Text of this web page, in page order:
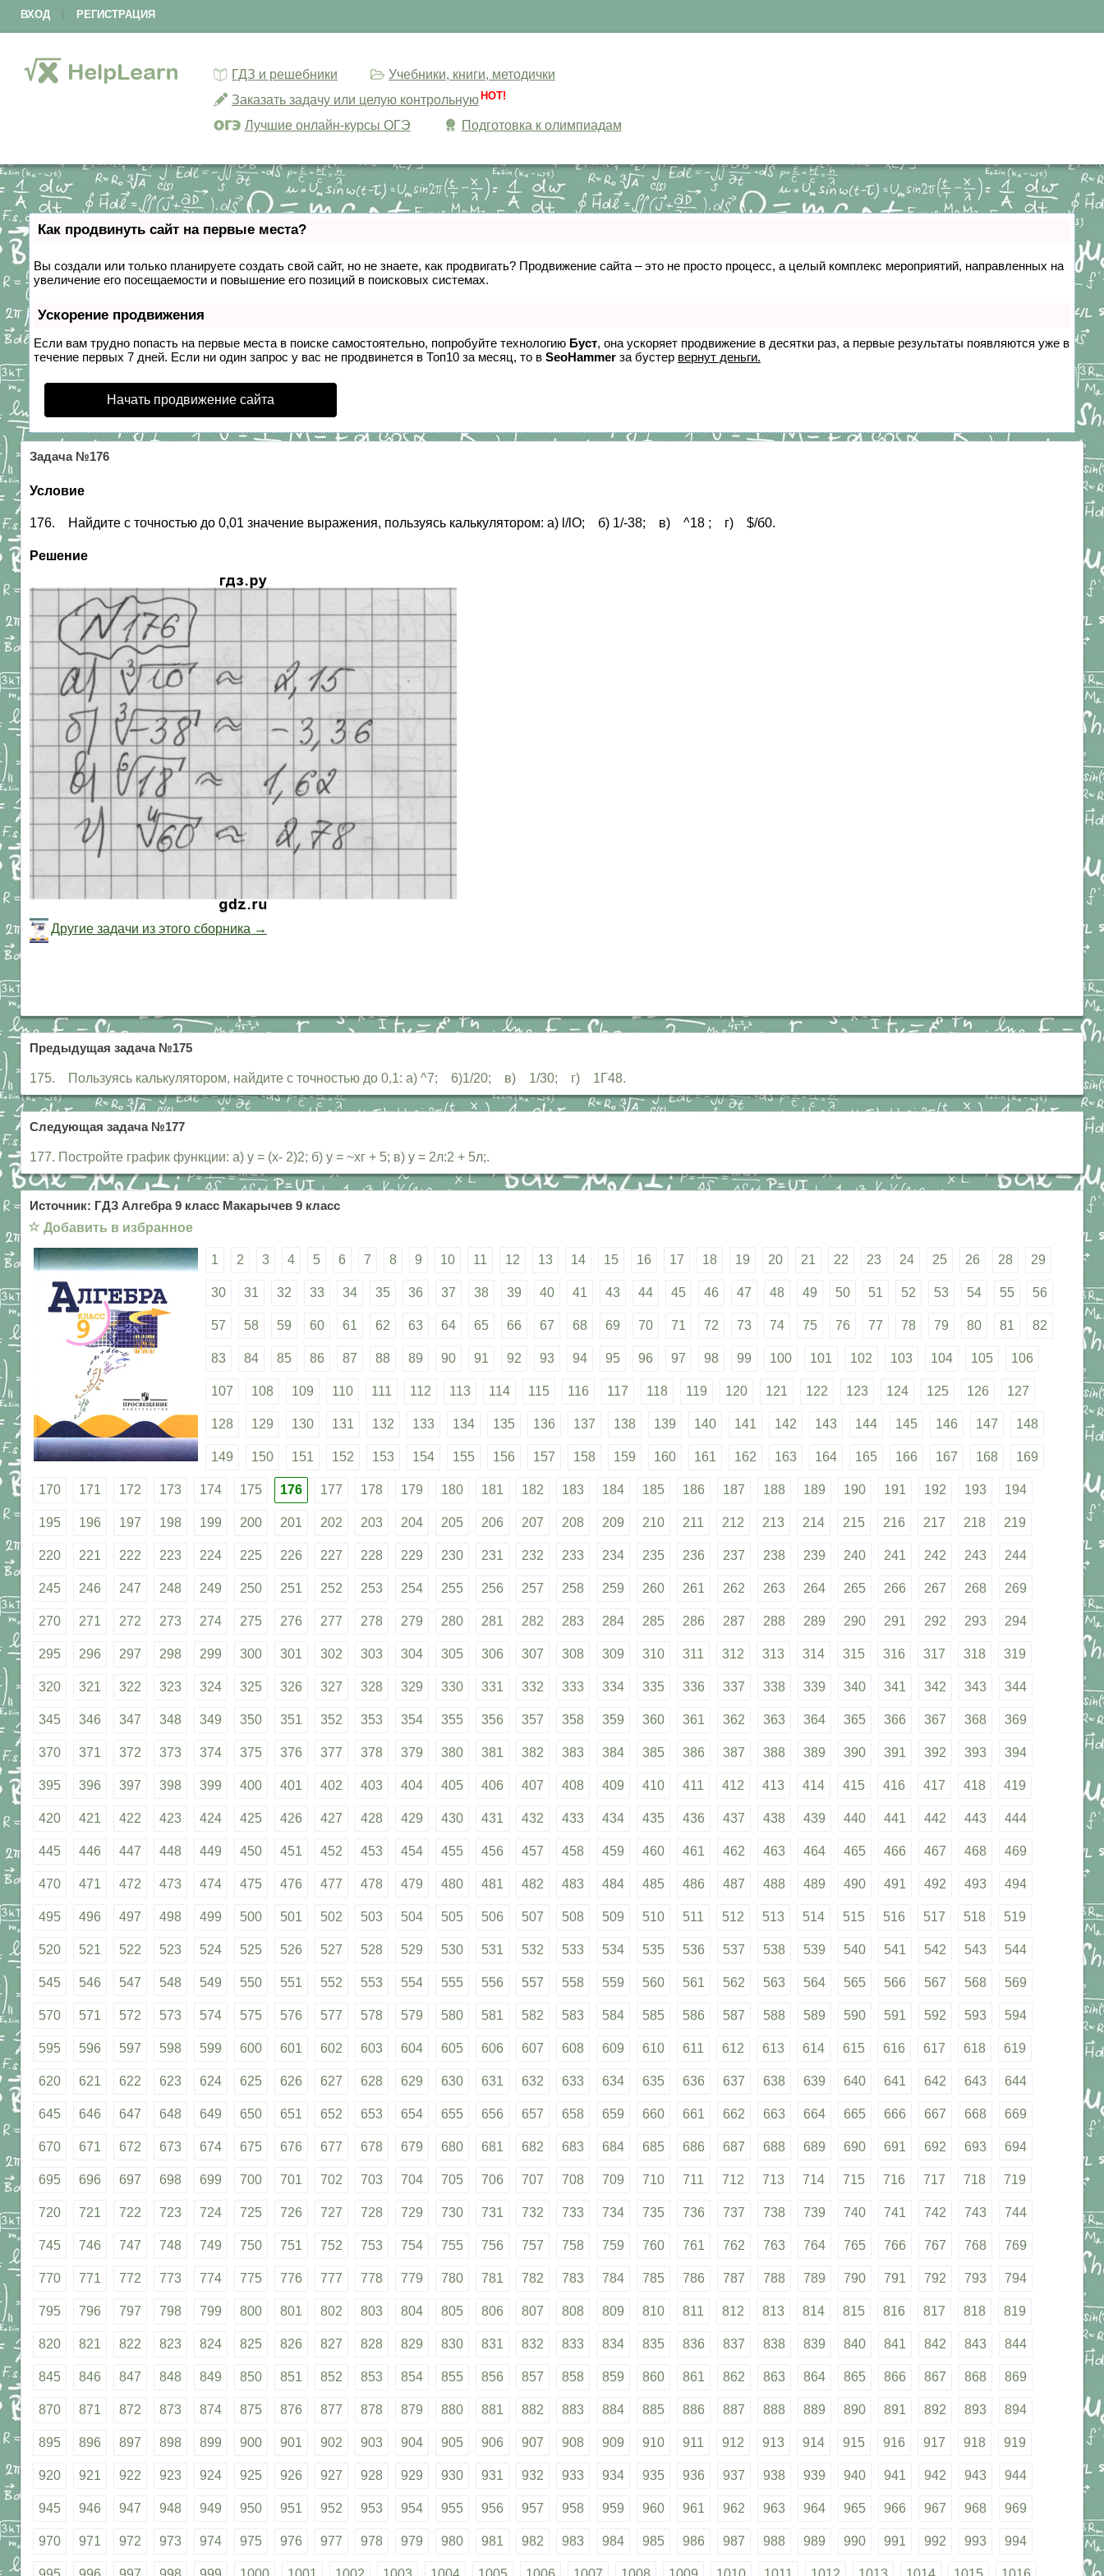
ВХОД РЕГИСТРАЦИЯ
ГДЗ и решебники
Учебники, книги, методички
Заказать задачу или целую контрольную HOT!
Лучшие онлайн-курсы ОГЭ Подготовка к олимпиадам
Как продвинуть сайт на первые места?
Вы создали или только планируете создать свой сайт, но не знаете, как продвигать? Продвижение сайта – это не просто процесс, а целый комплекс мероприятий, направленных на
увеличение его посещаемости и повышение его позиций в поисковых системах.
Ускорение продвижения
Если вам трудно попасть на первые места в поиске самостоятельно, попробуйте технологию Буст, она ускоряет продвижение в десятки раз, а первые результаты появляются уже в
течение первых 7 дней. Если ни один запрос у вас не продвинется в Топ10 за месяц, то в SeoHammer за бустер вернут деньги.
Начать продвижение сайта
Задача №176
Условие
176. Найдите с точностью до 0,01 значение выражения, пользуясь калькулятором: a) l/lO; б) 1/-38; в) ^18 ; г) $/б0.
Решение
Другие задачи из этого сборника →
Предыдущая задача №175
175. Пользуясь калькулятором, найдите с точностью до 0,1: а) ^7; 6)1/20; в) 1/30; г) 1Г48.
Следующая задача №177
177. Постройте график функции: а) у = (х- 2)2; б) у = ~хг + 5; в) у = 2л:2 + 5л;.
Источник: ГДЗ Алгебра 9 класс Макарычев 9 класс
☆ Добавить в избранное
1 2 3 4 5 6 7 8 9 10 11 12 13 14 15 16 17 18 19 20 21 22 23 24 25 26 28 29
30 31 32 33 34 35 36 37 38 39 40 41 43 44 45 46 47 48 49 50 51 52 53 54 55 56
57 58 59 60 61 62 63 64 65 66 67 68 69 70 71 72 73 74 75 76 77 78 79 80 81 82
83 84 85 86 87 88 89 90 91 92 93 94 95 96 97 98 99 100 101 102 103 104 105 106
107 108 109 110 111 112 113 114 115 116 117 118 119 120 121 122 123 124 125 126 127
128 129 130 131 132 133 134 135 136 137 138 139 140 141 142 143 144 145 146 147 148
149 150 151 152 153 154 155 156 157 158 159 160 161 162 163 164 165 166 167 168 169
170 171 172 173 174 175 176 177 178 179 180 181 182 183 184 185 186 187 188 189 190 191 192 193 194
195 196 197 198 199 200 201 202 203 204 205 206 207 208 209 210 211 212 213 214 215 216 217 218 219
220 221 222 223 224 225 226 227 228 229 230 231 232 233 234 235 236 237 238 239 240 241 242 243 244
245 246 247 248 249 250 251 252 253 254 255 256 257 258 259 260 261 262 263 264 265 266 267 268 269
270 271 272 273 274 275 276 277 278 279 280 281 282 283 284 285 286 287 288 289 290 291 292 293 294
295 296 297 298 299 300 301 302 303 304 305 306 307 308 309 310 311 312 313 314 315 316 317 318 319
320 321 322 323 324 325 326 327 328 329 330 331 332 333 334 335 336 337 338 339 340 341 342 343 344
345 346 347 348 349 350 351 352 353 354 355 356 357 358 359 360 361 362 363 364 365 366 367 368 369
370 371 372 373 374 375 376 377 378 379 380 381 382 383 384 385 386 387 388 389 390 391 392 393 394
395 396 397 398 399 400 401 402 403 404 405 406 407 408 409 410 411 412 413 414 415 416 417 418 419
420 421 422 423 424 425 426 427 428 429 430 431 432 433 434 435 436 437 438 439 440 441 442 443 444
445 446 447 448 449 450 451 452 453 454 455 456 457 458 459 460 461 462 463 464 465 466 467 468 469
470 471 472 473 474 475 476 477 478 479 480 481 482 483 484 485 486 487 488 489 490 491 492 493 494
495 496 497 498 499 500 501 502 503 504 505 506 507 508 509 510 511 512 513 514 515 516 517 518 519
520 521 522 523 524 525 526 527 528 529 530 531 532 533 534 535 536 537 538 539 540 541 542 543 544
545 546 547 548 549 550 551 552 553 554 555 556 557 558 559 560 561 562 563 564 565 566 567 568 569
570 571 572 573 574 575 576 577 578 579 580 581 582 583 584 585 586 587 588 589 590 591 592 593 594
595 596 597 598 599 600 601 602 603 604 605 606 607 608 609 610 611 612 613 614 615 616 617 618 619
620 621 622 623 624 625 626 627 628 629 630 631 632 633 634 635 636 637 638 639 640 641 642 643 644
645 646 647 648 649 650 651 652 653 654 655 656 657 658 659 660 661 662 663 664 665 666 667 668 669
670 671 672 673 674 675 676 677 678 679 680 681 682 683 684 685 686 687 688 689 690 691 692 693 694
695 696 697 698 699 700 701 702 703 704 705 706 707 708 709 710 711 712 713 714 715 716 717 718 719
720 721 722 723 724 725 726 727 728 729 730 731 732 733 734 735 736 737 738 739 740 741 742 743 744
745 746 747 748 749 750 751 752 753 754 755 756 757 758 759 760 761 762 763 764 765 766 767 768 769
770 771 772 773 774 775 776 777 778 779 780 781 782 783 784 785 786 787 788 789 790 791 792 793 794
795 796 797 798 799 800 801 802 803 804 805 806 807 808 809 810 811 812 813 814 815 816 817 818 819
820 821 822 823 824 825 826 827 828 829 830 831 832 833 834 835 836 837 838 839 840 841 842 843 844
845 846 847 848 849 850 851 852 853 854 855 856 857 858 859 860 861 862 863 864 865 866 867 868 869
870 871 872 873 874 875 876 877 878 879 880 881 882 883 884 885 886 887 888 889 890 891 892 893 894
895 896 897 898 899 900 901 902 903 904 905 906 907 908 909 910 911 912 913 914 915 916 917 918 919
920 921 922 923 924 925 926 927 928 929 930 931 932 933 934 935 936 937 938 939 940 941 942 943 944
945 946 947 948 949 950 951 952 953 954 955 956 957 958 959 960 961 962 963 964 965 966 967 968 969
970 971 972 973 974 975 976 977 978 979 980 981 982 983 984 985 986 987 988 989 990 991 992 993 994